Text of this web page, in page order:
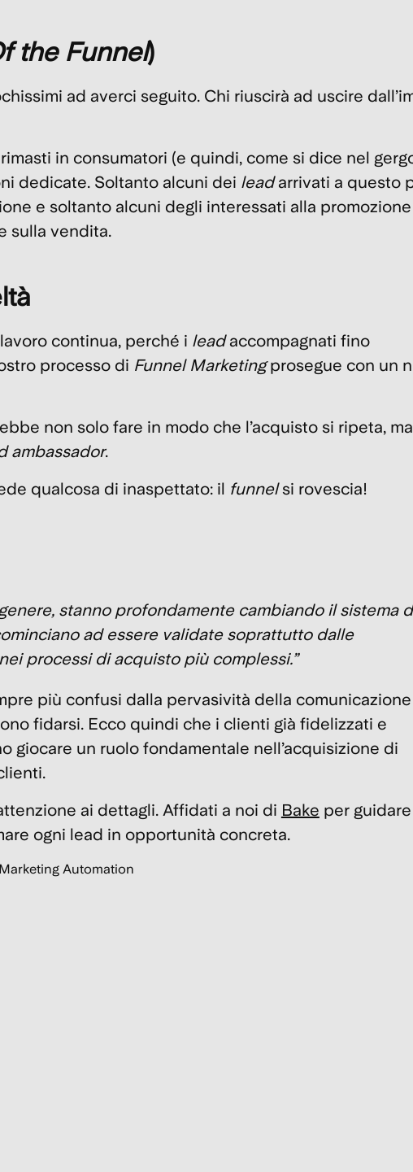
the Funnel)
ad averci seguito. Chi riuscirà ad uscire
rimasti in consumatori (e quindi, come si dice nel
dedicate. Soltanto alcuni dei leadarrivati a questo
e soltanto alcuni degli interessati alla promozione
sulla vendita.
continua, perché i leadaccompagnati fino
processo di Funnel Marketingprosegue con un
non solo fare in modo che l’acquisto si ripeta, ma
ambassador.
qualcosa di inaspettato: il funnelsi rovescia!
stanno profondamente cambiando il sistema
ad essere validate soprattutto dalle
processi di acquisto più complessi.”
più confusi dalla pervasività della
fidarsi. Ecco quindi che i clienti già fidelizzati e
giocare un ruolo fondamentale nell’acquisizione di
ai dettagli. Affidati a noi di Bake per
ogni lead in opportunità concreta.
Marketing Automation